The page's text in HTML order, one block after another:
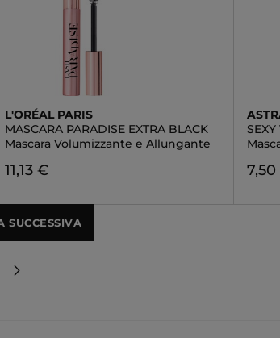
L'ORÉAL PARIS
MASCARA PARADISE EXTRA BLACK
Mascara Volumizzante e Allungante
11,13 €
SUCCESSIVA